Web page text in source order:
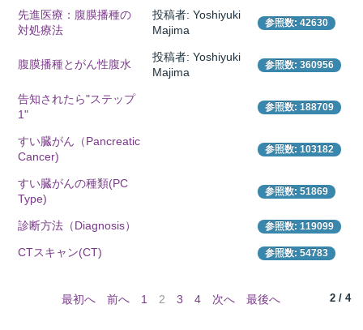
先進医療：腹膜播種の
対処療法
投稿者: Yoshiyuki
Majima
参照数: 42630
腹膜播種とがん性腹水
投稿者: Yoshiyuki
Majima
参照数: 360956
告知されたら"ステップ
1"
参照数: 188709
すい臓がん（Pancreatic
Cancer)
参照数: 103182
すい臓がんの種類(PC
Type)
参照数: 51869
診断方法（Diagnosis） 参照数: 119099
CTスキャン(CT) 参照数: 54783
2 / 4
最初へ 前へ 1 2 3 4 次へ 最後へ